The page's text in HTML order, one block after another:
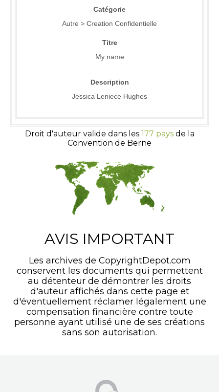
Catégorie
Autre > Creation Confidentielle
Titre
My name
Description
Jessica Leniece Hughes
Droit d'auteur valide dans les 177 paysde la
Convention de Berne
AVIS IMPORTANT
Les archives de CopyrightDepot.com
conservent les documents qui permettent
au détenteur de démontrer les droits
d'auteur affichés dans cette page et
d'éventuellement réclamer légalement une
compensation financière contre toute
personne ayant utilisé une de ses créations
sans son autorisation.